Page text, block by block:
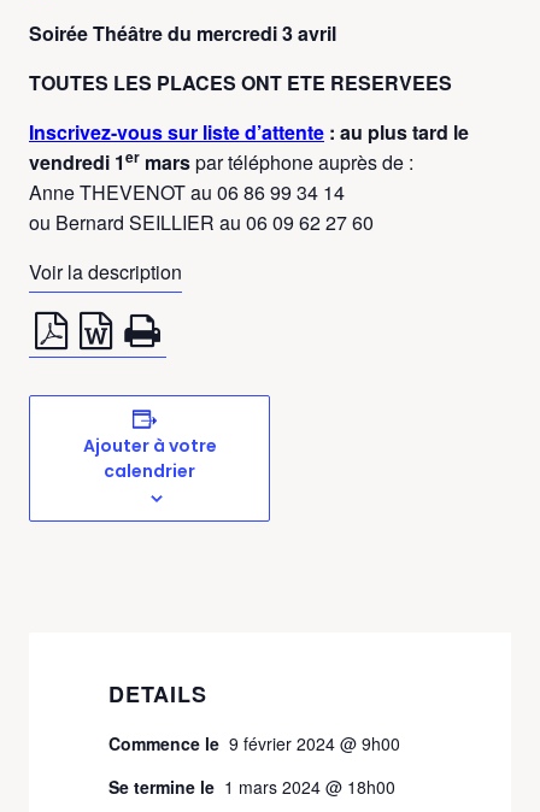
Soirée Théâtre du mercredi 3 avril
TOUTES LES PLACES ONT ETE RESERVEES
Inscrivez-vous sur liste d’attente : au plus tard le
vendredi 1er marspar téléphone auprès de :
Anne THEVENOT au 06 86 99 34 14
ou Bernard SEILLIER au 06 09 62 27 60
Voir la description
Ajouter à votre
calendrier
DETAILS
Commence le 9 février 2024 @ 9h00
Se termine le 1 mars 2024 @ 18h00